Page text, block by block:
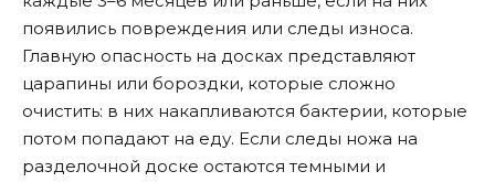
появились повреждения или следы износа.
Главную опасность на досках представляют
царапины или бороздки, которые сложно
очистить: в них накапливаются бактерии, которые
потом попадают на еду. Если следы ножа на
разделочной доске остаются темными и